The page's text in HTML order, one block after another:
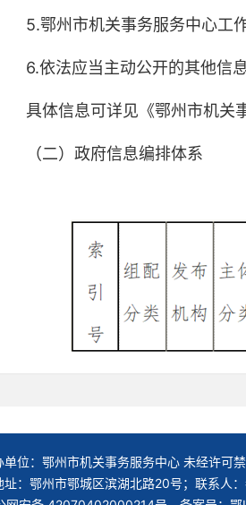
鄂州市机关事务服务中心工作
依法应当主动公开的其他信息
体信息可详见《鄂州市机关事
二）政府信息编排体系
于主动公开的政府信息，主要
单位：鄂州市机关事务服务中心 未经许可
址：鄂州市鄂城区滨湖北路20号；联系人